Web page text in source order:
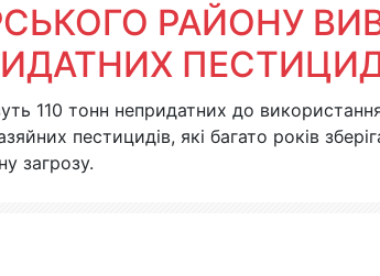
РАЙОНУ
110 тонн непридатних до
пестицидів, які багато років
загрозу.